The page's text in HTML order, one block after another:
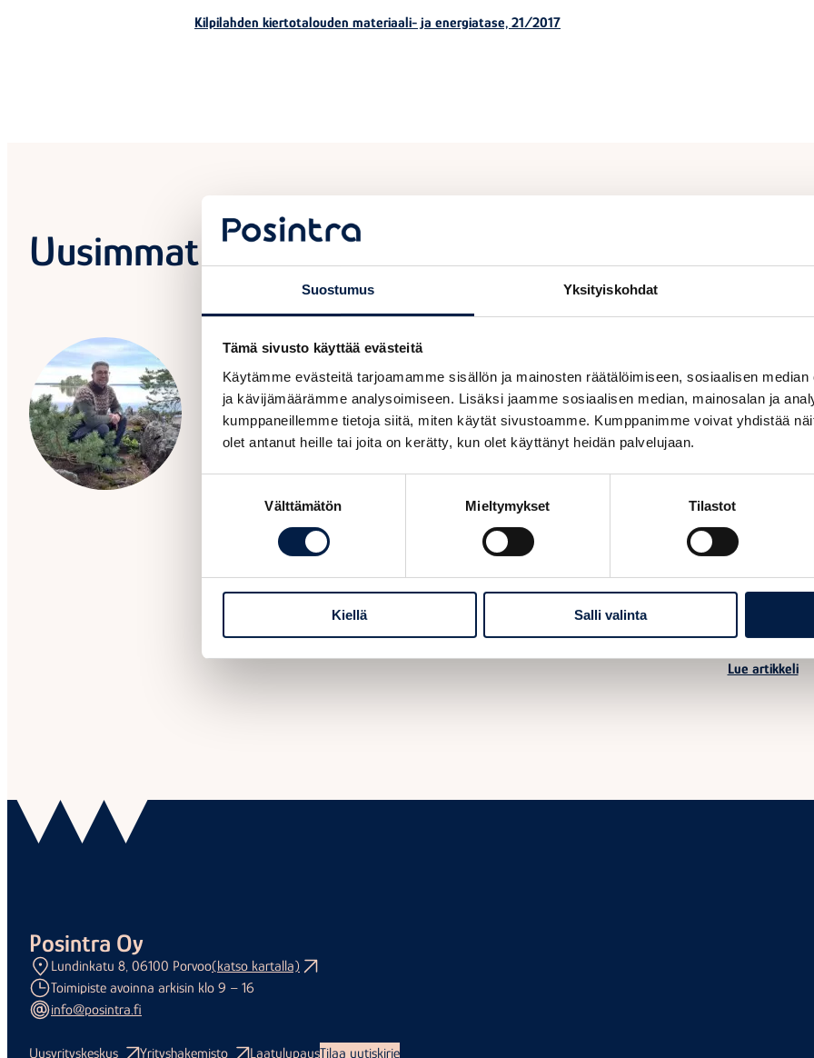
Suostumus Yksityiskohdat
Tämä sivusto käyttää evästeitä
Käytämme evästeitä tarjoamamme sisällön ja mainosten räätälöimiseen, sosiaalisen
ja kävijämäärämme analysoimiseen. Lisäksi jaamme sosiaalisen median, mainosalan ja
kumppaneillemme tietoja siitä, miten käytät sivustoamme. Kumppanimme voivat yhdistää
olet antanut heille tai joita on kerätty, kun olet käyttänyt heidän palvelujaan.
Välttämätön Mieltymykset Tilastot
Kiellä Salli valinta
Kilpilahden kiertotalouden materiaali- ja energiatase, 21/2017
Uusimmat samasta kategoriasta
Hankkeet, Yritystarinat, Vastuullisuus,
03.07.2026
Riverside Wizard, Jouni
luontoon, hiilipäästöt kasvavat. Lähempääkin
löytyisi seikkailuja. Täällä Itä-Uudellamaalla
luonto on käsinkosketeltavissa lähestulkoon
missä vain"
03.07.2026
luonnossa
negatiiviset
ihmisiinkin.
tekemättä
Lue artikkeli
Posintra Oy
Lundinkatu 8, 06100 Porvoo(katso kartalla)
Toimipiste avoinna arkisin klo 9 – 16
info@posintra.fi
Uusyrityskeskus Yrityshakemisto LaatulupausTilaa uutiskirje